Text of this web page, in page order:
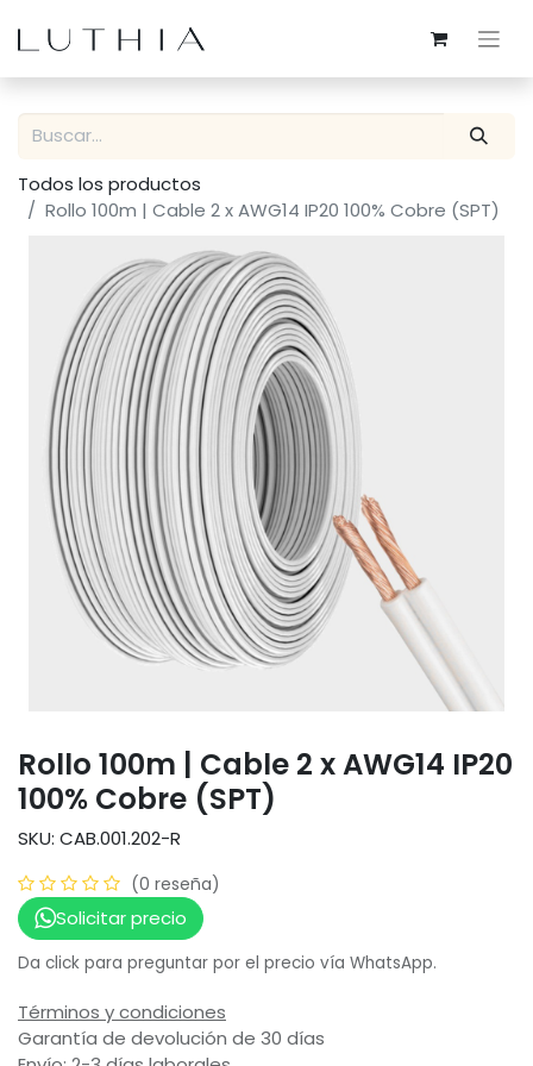
Todos los productos
Rollo 100m | Cable 2 x AWG14 IP20 100% Cobre (SPT)
Rollo 100m | Cable 2 x AWG14 IP20
100% Cobre (SPT)
SKU: CAB.001.202-R
(0 reseña)
Solicitar precio
Da click para preguntar por el precio vía WhatsApp.
Términos y condiciones
Garantía de devolución de 30 días